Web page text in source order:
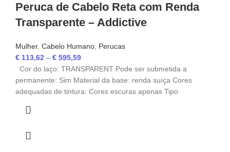
Peruca de Cabelo Reta com Renda
Transparente – Addictive
Mulher, Cabelo Humano, Perucas
€ 113,62 – € 595,59
Cor do laço: TRANSPARENT Pode ser submetida a
permanente: Sim Material da base: renda suíça Cores
adequadas de tintura: Cores escuras apenas Tipo